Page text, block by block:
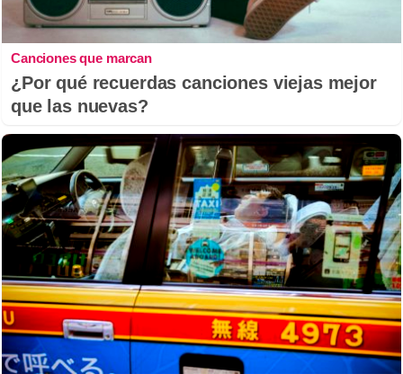
Canciones que marcan
¿Por qué recuerdas canciones viejas mejor
que las nuevas?